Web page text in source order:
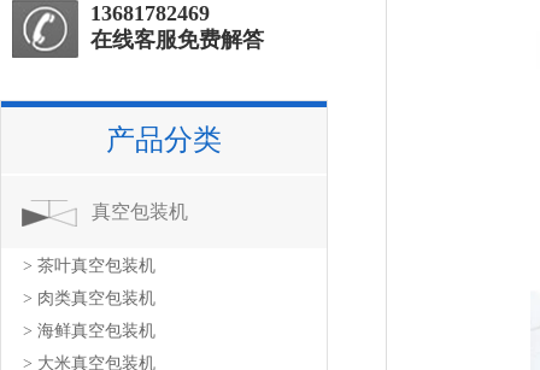
13681782469
在线客服免费解答
产品分类
真空包装机
> 茶叶真空包装机
> 肉类真空包装机
> 海鲜真空包装机
> 大米真空包装机